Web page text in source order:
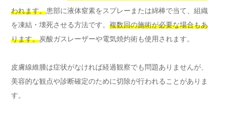
われます。患部に液体窒素をスプレーまたは綿棒で当て、組織
を凍結・壊死させる方法です。 複数回の施術が必要な場合もあ
ります。炭酸ガスレーザーや電気焼灼術も使用されます。
皮膚線維腫は症状がなければ経過観察でも問題ありませんが、
美容的な観点や診断確定のために切除が行われることがありま
す。